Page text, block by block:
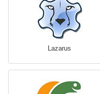
Lazarus